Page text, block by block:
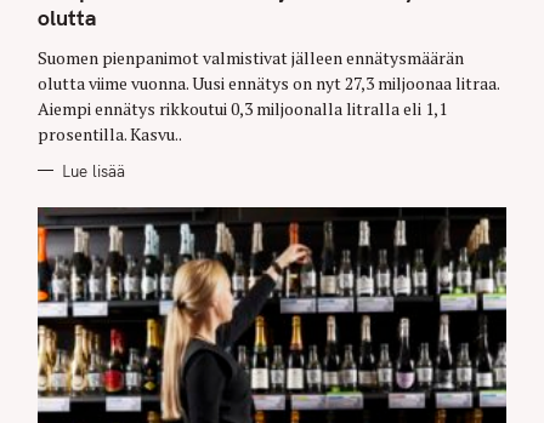
R
S
olutta
Suomen pienpanimot valmistivat jälleen ennätysmäärän
olutta viime vuonna. Uusi ennätys on nyt 27,3 miljoonaa litraa.
Aiempi ennätys rikkoutui 0,3 miljoonalla litralla eli 1,1
prosentilla. Kasvu..
Lue lisää